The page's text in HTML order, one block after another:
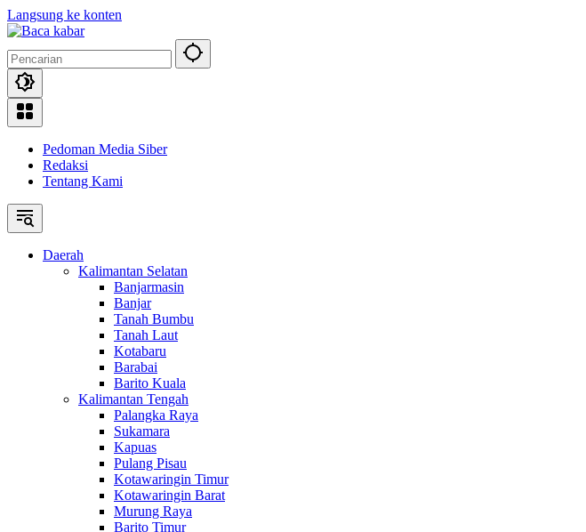
Langsung ke konten
Pedoman Media Siber
Redaksi
Tentang Kami
Daerah
Kalimantan Selatan
Banjarmasin
Banjar
Tanah Bumbu
Tanah Laut
Kotabaru
Barabai
Barito Kuala
Kalimantan Tengah
Palangka Raya
Sukamara
Kapuas
Pulang Pisau
Kotawaringin Timur
Kotawaringin Barat
Murung Raya
Barito Timur